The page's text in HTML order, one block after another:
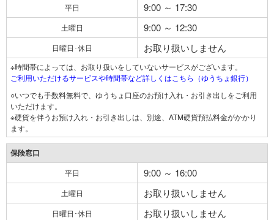
平日 9:00 ～ 17:30
土曜日 9:00 ～ 12:30
日曜日･休日 お取り扱いしません
※時間帯によっては、お取り扱いをしていないサービスがございます。
ご利用いただけるサービスや時間帯など詳しくはこちら（ゆうちょ銀行）
○いつでも手数料無料で、ゆうちょ口座のお預け入れ・お引き出しをご利用
いただけます。
※硬貨を伴うお預け入れ・お引き出しは、別途、ATM硬貨預払料金がかかり
ます。
保険窓口
平日 9:00 ～ 16:00
土曜日 お取り扱いしません
日曜日･休日 お取り扱いしません